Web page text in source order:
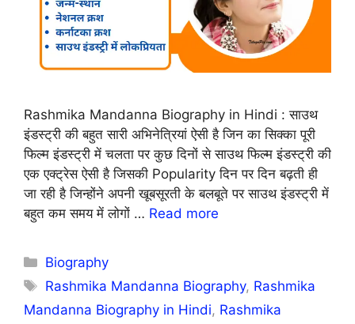
Rashmika Mandanna Biography in Hindi : साउथ
इंडस्ट्री की बहुत सारी अभिनेत्रियां ऐसी है जिन का सिक्का पूरी
फिल्म इंडस्ट्री में चलता पर कुछ दिनों से साउथ फिल्म इंडस्ट्री की
एक एक्ट्रेस ऐसी है जिसकी Popularity दिन पर दिन बढ़ती ही
जा रही है जिन्होंने अपनी खूबसूरती के बलबूते पर साउथ इंडस्ट्री में
बहुत कम समय में लोगों … Read more
Categories
Biography
Tags
Rashmika Mandanna Biography, Rashmika
Mandanna Biography in Hindi, Rashmika